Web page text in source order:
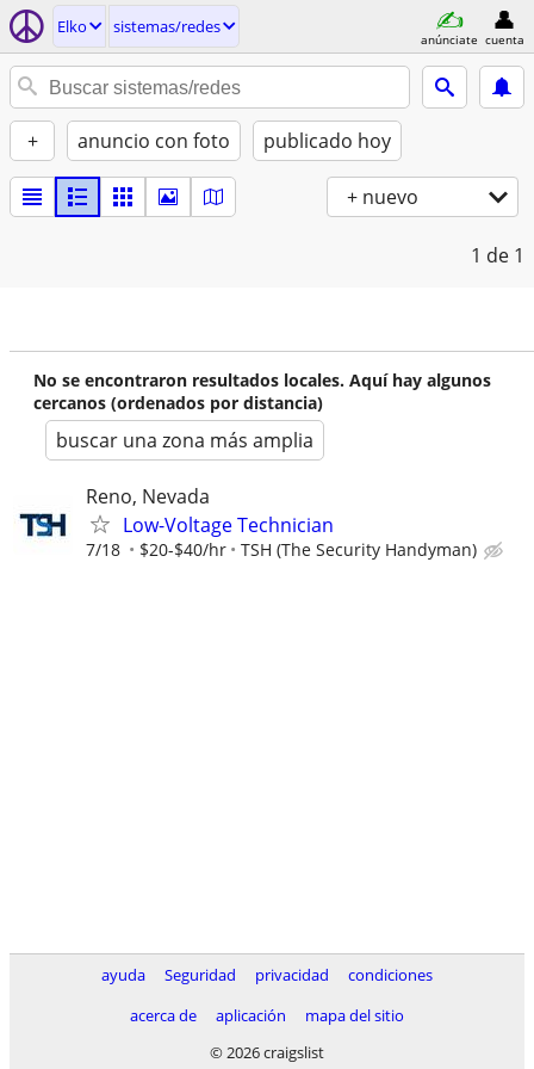
Elko sistemas/redes
anúnciate cuenta
+ anuncio con foto publicado hoy
+ nuevo
1 de 1
No se encontraron resultados locales. Aquí hay algunos
cercanos (ordenados por distancia)
buscar una zona más amplia
Reno, Nevada
Low-Voltage Technician
7/18 $20-$40/hr TSH (The Security Handyman)
ayuda Seguridad privacidad
condiciones
acerca de
aplicación
mapa del sitio
© 2026 craigslist